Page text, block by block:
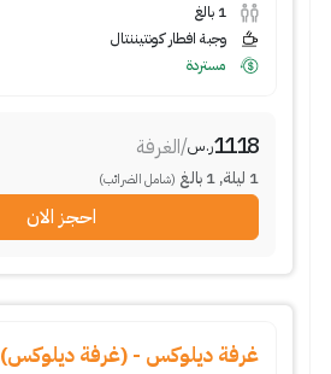
1 بالغ
وجبة افطار كونتيننتال
مستردة
1118ر.س/الغرفة
1 ليلة,
1 بالغ (شامل الضرائب)
احجز الان
غرفة ديلوكس - (غرفة ديلوكس)